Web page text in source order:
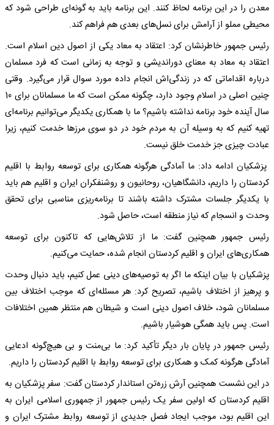
معدن را در این برنامه لحاظ کنند. این برنامه باید به گونه‌ای طراحی شود که
محیطی مملو از آرامش برای نسل‌های بعدی هم فراهم کند.
رئیس جمهور خاطرنشان کرد: اعتقاد به معاد یکی از اصول دین اسلام است.
اعتقاد به معاد به معنای دوراندیشی و توجه به زمانی است که فرد مسلمان
درباره اقداماتی که در زندگی‌اش انجام داده مورد سوال قرار می‌گیرد. وقتی
چنین اصلی در اسلام وجود دارد، چگونه ممکن است که ما مسلمانان برای 10
سال آینده خود برنامه نداشته باشیم؟ ما با همکاری یکدیگر می‌توانیم برنامه‌ای
تهیه کنیم که به وسیله آن به مردم خود در دو سوی مرزها خدمت کنیم، زیرا
عبادت چیزی جز خدمت خلق نیست.
پزشکیان ادامه داد: ما آمادگی هرگونه همکاری برای توسعه روابط با اقلیم
کردستان را داریم، دانشگاهیان، روحانیون و روشنفکران ایران و اقلیم هم باید
با یکدیگر جلسات مشترک داشته باشند تا برنامه‌ریزی مناسبی برای تحقق
وحدت و انسجام که نیاز منطقه است، حاصل شود.
رئیس جمهور همچنین گفت: ما از تلاش‌هایی که تاکنون برای توسعه
همکاری‌های ایران و اقلیم کردستان انجام شده، حمایت می‌کنیم.
پزشکیان با بیان اینکه ما اگر به توصیه‌های دینی عمل کنیم، باید دنبال وحدت
و پرهیز از اختلاف باشیم، تصریح کرد: هر مسئله‌ای که موجب اختلاف بین
مسلمانان شود، خلاف اصول دینی است و شیطان هم منتظر همین اختلافات
است. پس باید همگی هوشیار باشیم.
رئیس جمهور در پایان بار دیگر تأکید کرد: ما بی‌منت و بی هیچ‌گونه ادعایی
آمادگی هرگونه کمک و همکاری برای توسعه روابط با اقلیم کردستان را داریم.
در این نشست همچنین آرش زره‌تن استاندار کردستان گفت: ‌سفر پزشکیان به
اقلیم کردستان که اولین سفر یک رئیس جمهور از جمهوری اسلامی ایران به
این اقلیم بود، موجب ایجاد فصل جدیدی از توسعه روابط مشترک ایران و